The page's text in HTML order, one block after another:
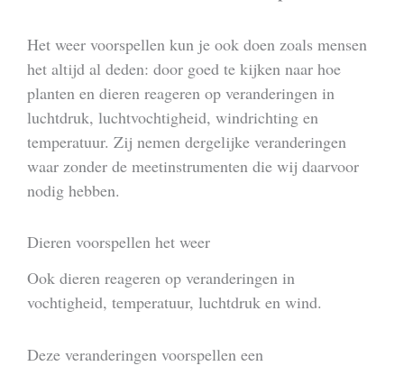
Het weer voorspellen kun je ook doen zoals mensen
het altijd al deden: door goed te kijken naar hoe
planten en dieren reageren op veranderingen in
luchtdruk, luchtvochtigheid, windrichting en
temperatuur. Zij nemen dergelijke veranderingen
waar zonder de meetinstrumenten die wij daarvoor
nodig hebben.
Dieren voorspellen het weer
Ook dieren reageren op veranderingen in
vochtigheid, temperatuur, luchtdruk en wind.
Deze veranderingen voorspellen een